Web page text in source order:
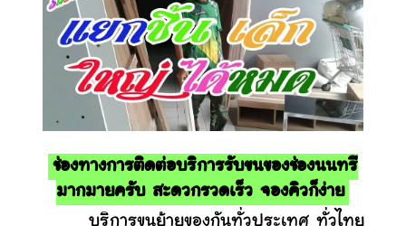
ช่องทางการติดต่อบริการรับขนของช่องนนทรี
มากมายครับ สะดวกรวดเร็ว จองคิวก็ง่าย
บริการขนย้ายของกันทั่วประเทศ ทั่วไทย